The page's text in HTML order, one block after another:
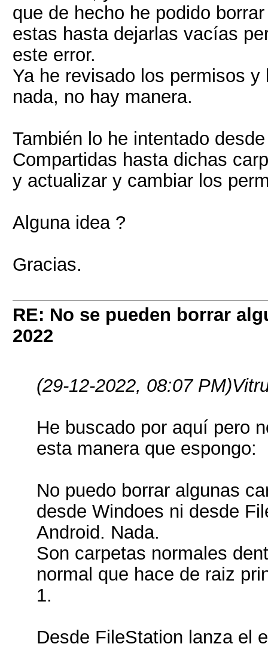
que de hecho he podido
estas hasta dejarlas vacías
este error.
Ya he revisado los permisos
nada, no hay manera.
También lo he intentado
Compartidas hasta dichas
y actualizar y cambiar los
Alguna idea ?
Gracias.
RE: No se pueden borrar
2022
(29-12-2022, 08:07 PM)
He buscado por aquí pero
esta manera que espongo:
No puedo borrar algunas
desde Windoes ni desde
Android. Nada.
Son carpetas normales
normal que hace de raiz
1.
Desde FileStation lanza el